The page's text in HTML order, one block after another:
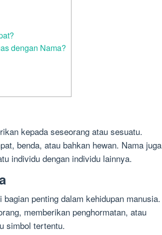
dengan Nama?
kepada seseorang atau sesuatu.
benda, atau bahkan hewan. Nama juga
individu dengan individu lainnya.
penting dalam kehidupan manusia.
memberikan penghormatan, atau
simbol tertentu.